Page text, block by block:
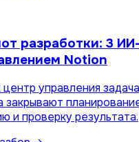
разработки: 3
Notion
управления
закрывают
и проверку результата.